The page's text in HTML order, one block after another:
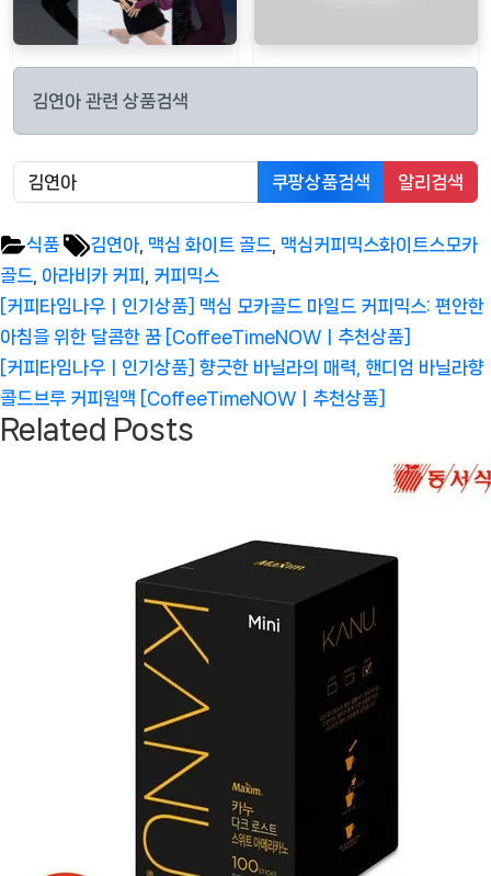
김연아 관련 상품검색
쿠팡상품검색 알리검색
식품 Tags:
김연아 맥심 화이트 골드 맥심커피믹스화이트스모카
골드 아라비카 커피 커피믹스
글
탐
색
Previous
Post:
[커피타임나우ㅣ인기상품] 맥심 모카골드 마일드 커피믹스: 편안한
아침을 위한 달콤한 꿈 [CoffeeTimeNOWㅣ추천상품]
Next
Post:
[커피타임나우ㅣ인기상품] 향긋한 바닐라의 매력, 핸디엄 바닐라향
콜드브루 커피원액 [CoffeeTimeNOWㅣ추천상품]
Related Posts